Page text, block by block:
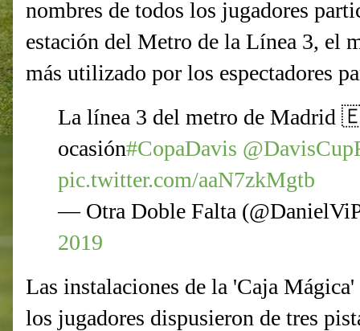
nombres de todos los jugadores
estación del Metro de la Línea 3, el
más utilizado por los espectadores
La línea 3 del metro de Madrid
ocasión#CopaDavis
pic.twitter.com/aaN7zkMgtb
— Otra Doble Falta
2019
Las instalaciones de la 'Caja
los jugadores dispusieron de tres